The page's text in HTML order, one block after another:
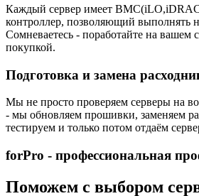
Каждый сервер имеет
контроллер, позволяющий выполнять
Сомневаетесь - поработайте на вашем
покупкой.
Подготовка и замена
Мы не просто проверяем серверы на
- мы обновляем прошивки, заменяем
тестируем и только потом отдаём
forPro - профессиональная
Поможем с выбором